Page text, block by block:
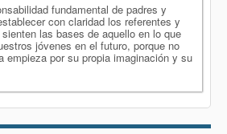
fundamental de padres y
con claridad los referentes y
las bases de aquello en lo que
jóvenes en el futuro, porque no
empieza por su propia imaginación y su